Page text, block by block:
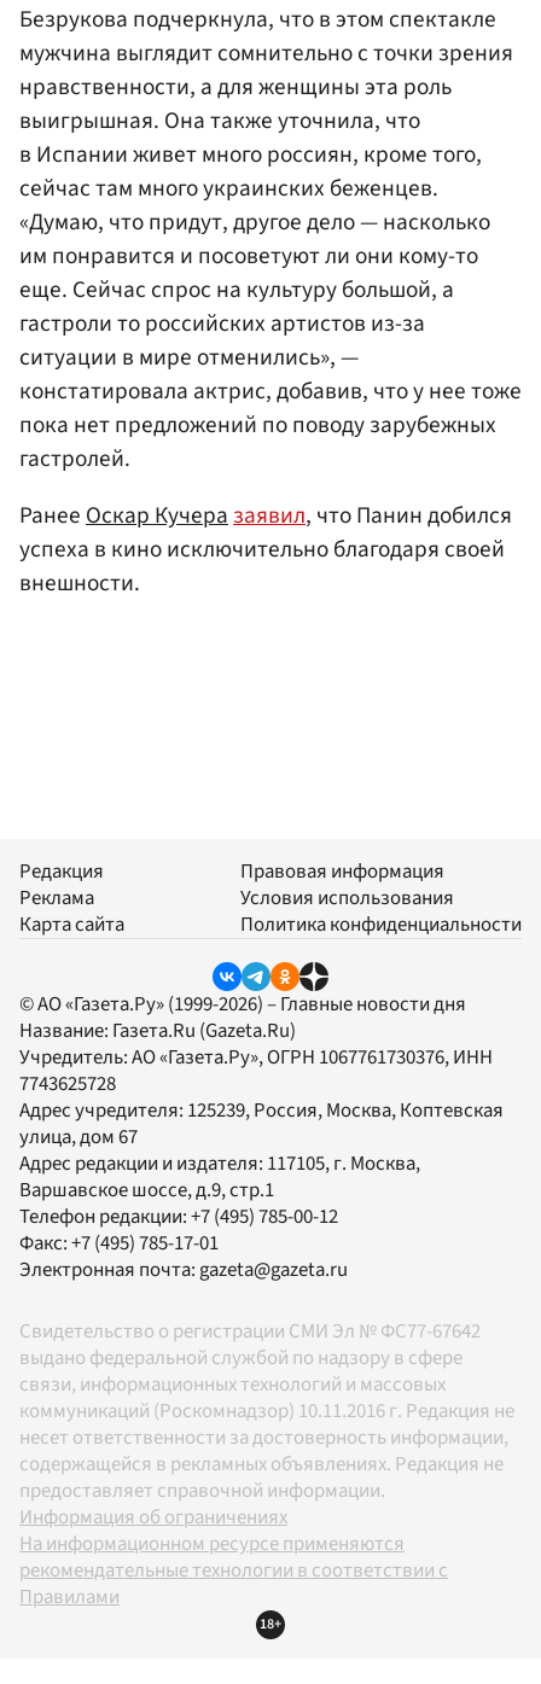
Безрукова подчеркнула, что в этом спектакле
мужчина выглядит сомнительно с точки зрения
нравственности, а для женщины эта роль
выигрышная. Она также уточнила, что
в Испании живет много россиян, кроме того,
сейчас там много украинских беженцев.
«Думаю, что придут, другое дело — насколько
им понравится и посоветуют ли они кому-то
еще. Сейчас спрос на культуру большой, а
гастроли то российских артистов из-за
ситуации в мире отменились», —
констатировала актрис, добавив, что у нее тоже
пока нет предложений по поводу зарубежных
гастролей.
РанееОскар Кучеразаявил, что Панин добился
успеха в кино исключительно благодаря своей
внешности.
Редакция
Реклама
Карта сайта
Правовая информация
Условия использования
Политика конфиденциальности
© АО «Газета.Ру» (1999-2026) – Главные новости дня
Название: Газета.Ru (Gazeta.Ru)
Учредитель:АО «Газета.Ру», ОГРН 1067761730376, ИНН
7743625728
Адрес учредителя: 125239, Россия, Москва, Коптевская
улица, дом 67
Адрес редакции и издателя: 117105, г. Москва,
Варшавское шоссе, д.9, стр.1
Телефон редакции:+7 (495) 785-00-12
Факс:+7 (495) 785-17-01
Электронная почта:gazeta@gazeta.ru
Свидетельство о регистрации СМИ Эл № ФС77-67642
выдано федеральной службой по надзору в сфере
связи, информационных технологий и массовых
коммуникаций (Роскомнадзор) 10.11.2016 г. Редакция не
несет ответственности за достоверность информации,
содержащейся в рекламных объявлениях. Редакция не
предоставляет справочной информации.
Информация об ограничениях
На информационном ресурсе применяются
рекомендательные технологии в соответствии с
Правилами
18+